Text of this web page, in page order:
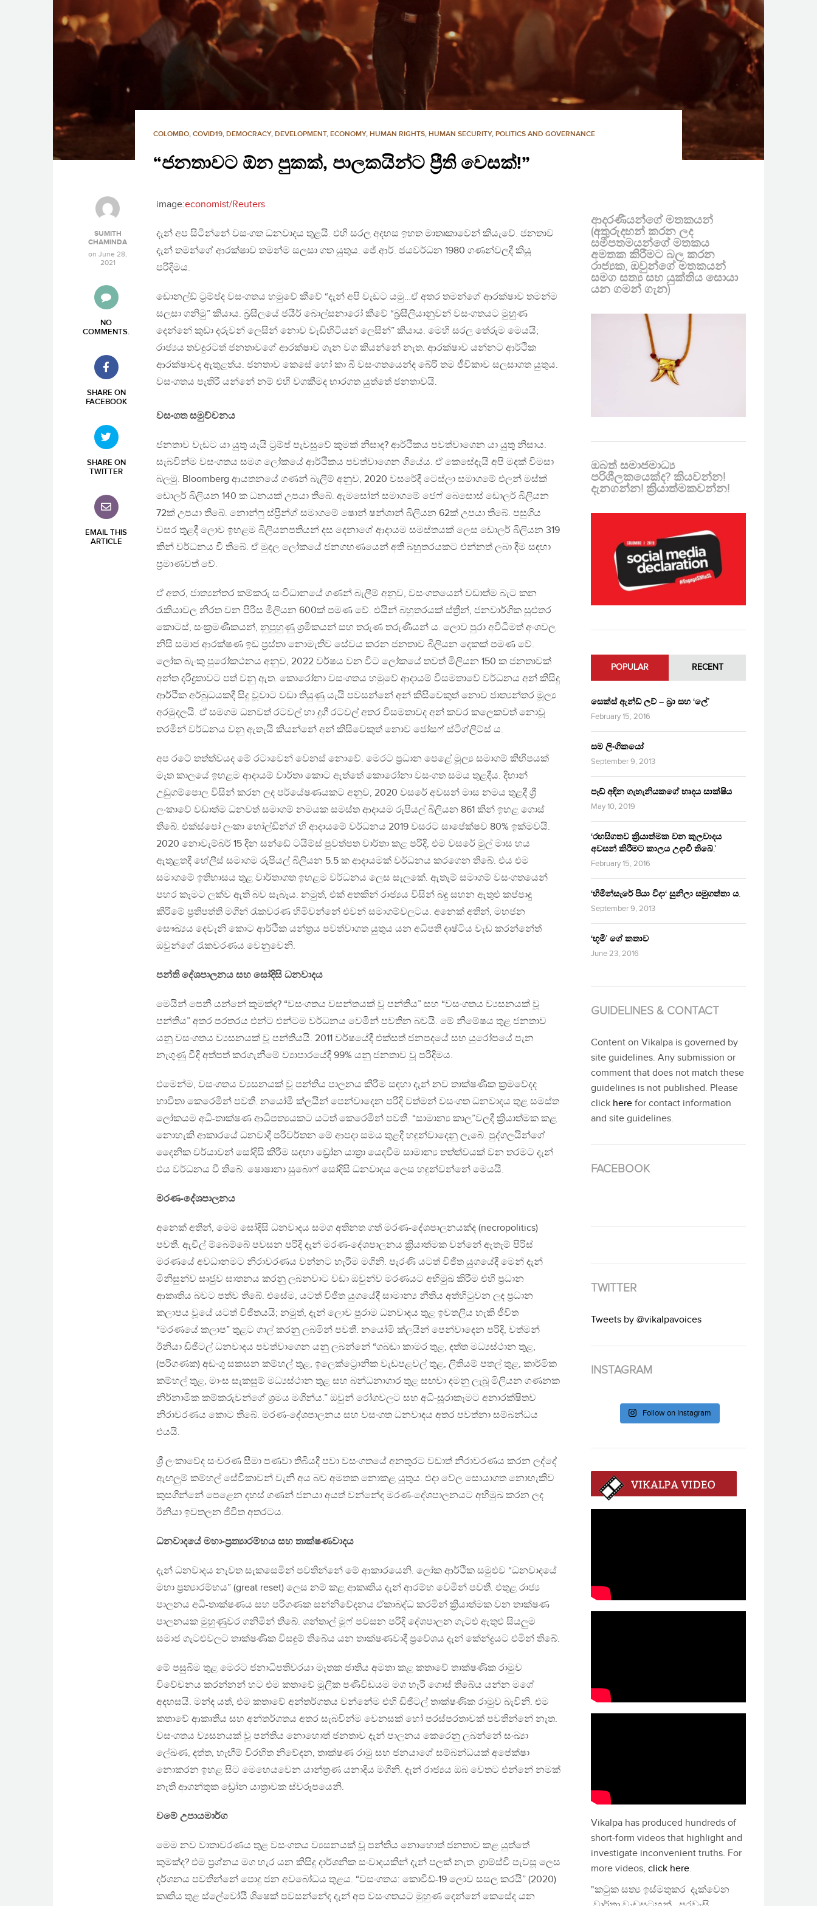
COLOMBO, COVID19, DEMOCRACY, DEVELOPMENT, ECONOMY, HUMAN RIGHTS, HUMAN SECURITY, POLITICS AND GOVERNANCE
“ජනතාවට ඕන පුකක්, පාලකයින්ට ප්‍රීති වෙසක්!”
SUMITH
CHAMINDA
on June 28,
2021
NO
COMMENTS.
SHARE ON
FACEBOOK
SHARE ON
TWITTER
EMAIL THIS
ARTICLE
image:economist/Reuters
දැන් අප සිටින්නේ වසංගත ධනවාදය තුළයි. එහි සරල අදහස ඉහත මාතෘකාවෙන් කියැවේ. ජනතාව
දැන් තමන්ගේ ආරක්ෂාව තමන්ම සලසා ගත යුතුය. ජේ.ආර්. ජයවර්ධන 1980 ගණන්වලදී කියූ
පරිදිමය.
ඩොනල්ඩ් ට්‍රම්ප්ද වසංගතය හමුවේ කීවේ “දැන් අපි වැඩට යමු…ඒ අතර තමන්ගේ ආරක්ෂාව තමන්ම
සලසා ගනිමු” කියාය. බ්‍රසීලයේ ජයීර් බොල්සනාරෝ කීවේ “බ්‍රසීලියානුවන් වසංගතයට මුහුණ
දෙන්නේ කුඩා දරුවන් ලෙසින් නොව වැඩිහිටියන් ලෙසින්” කියාය. මෙහි සරල තේරුම මෙයයි;
රාජ්‍යය තවදුරටත් ජනතාවගේ ආරක්ෂාව ගැන වග කියන්නේ නැත. ආරක්ෂාව යන්නට ආර්ථික
ආරක්ෂාවද ඇතුළත්ය. ජනතාව කෙසේ හෝ කා බී වසංගතයෙන්ද බේරී තම ජීවිකාව සලසාගත යුතුය.
වසංගතය පැතිරී යන්නේ නම් එහි වගකීමද භාරගත යුත්තේ ජනතාවයි.
වසංගත සමුච්චනය
ජනතාව වැඩට යා යුතු යැයි ට්‍රම්ප් පැවසුවේ කුමක් නිසාද? ආර්ථිකය පවත්වාගෙන යා යුතු නිසාය.
සැබවින්ම වසංගතය සමග ලෝකයේ ආර්ථිකය පවත්වාගෙන ගියේය. ඒ කෙසේදැයි අපි මදක් විමසා
බලමු. Bloomberg ආයතනයේ ගණන් බැලීම් අනුව, 2020 වසරේදී ටෙස්ලා සමාගමේ එලන් මස්ක්
ඩොලර් බිලියන 140 ක ධනයක් උපයා තිබේ. ඇමසෝන් සමාගමේ ජෙෆ් බෙසොස් ඩොලර් බිලියන
72ක් උපයා තිබේ. නොන්ෆු ස්ප්‍රින්ග් සමාගමේ ෂොන් ෂන්ශාන් බිලියන 62ක් උපයා තිබේ. පසුගිය
වසර තුළදී ලොව ඉහළම බිලියනපතියන් දස දෙනාගේ ආදායම සමස්තයක් ලෙස ඩොලර් බිලියන 319
කින් වර්ධනය වී තිබේ. ඒ මුදල ලෝකයේ ජනගහණයෙන් අති බහුතරයකට එන්නත් ලබා දීම සඳහා
ප්‍රමාණවත් වේ.
ඒ අතර, ජාත්‍යන්තර කම්කරු සංවිධානයේ ගණන් බැලීම් අනුව, වසංගතයෙන් වඩාත්ම බැට කන
රැකියාවල නිරත වන පිරිස මිලියන 600ක් පමණ වේ. එයින් බහුතරයක් ස්ත්‍රීන්, ජනවාර්ගික සුළුතර
කොටස්, සංක්‍රමණිකයන්, නුපුහුණු ශ්‍රමිකයන් සහ තරුණ තරුණියන් ය. ලොව පුරා අවිධිමත් අංශවල
නිසි සමාජ ආරක්ෂණ ඉඩ ප්‍රස්තා නොමැතිව සේවය කරන ජනතාව බිලියන දෙකක් පමණ වේ.
ලෝක බැංකු පුරෝකථනය අනුව, 2022 වර්ෂය වන විට ලෝකයේ තවත් මිලියන 150 ක ජනතාවක්
අන්ත දරිද්‍රතාවට පත් වනු ඇත. කොරෝනා වසංගතය හමුවේ ආදායම් විසමතාවේ වර්ධනය අන් කිසිදු
ආර්ථික අර්බුධයකදී සිදු වූවාට වඩා තියුණු යැයි පවසන්නේ අන් කිසිවෙකුත් නොව ජාත්‍යන්තර මූල්‍ය
අරමුදලයි. ඒ සමගම ධනවත් රටවල් හා දුගී රටවල් අතර විසමතාවද අන් කවර කලෙකවත් නොවූ
තරමින් වර්ධනය වනු ඇතැයි කියන්නේ අන් කිසිවෙකුත් නොව ජෝසෆ් ස්ටිග්ලිට්ස් ය.
අප රටේ තත්ත්වයද මේ රටාවෙන් වෙනස් නොවේ. මෙරට ප්‍රධාන පෙළේ මූල්‍ය සමාගම් කිහිපයක්
මෑත කාලයේ ඉහළම ආදායම් වාර්තා කොට ඇත්තේ කොරෝනා වසංගත සමය තුළදීය. දිහාන්
උඩුගම්පොල විසින් කරන ලද පර්යේෂණයකට අනුව, 2020 වසරේ අවසන් මාස නමය තුළදී ශ්‍රී
ලංකාවේ වඩාත්ම ධනවත් සමාගම් නමයක සමස්ත ආදායම රුපියල් බිලියන 861 කින් ඉහළ ගොස්
තිබේ. එක්ස්පෝ ලංකා හෝල්ඩින්ග් හි ආදායමේ වර්ධනය 2019 වසරට සාපේක්ෂව 80% ඉක්මවයි.
2020 නොවැම්බර් 15 දින සන්ඩේ ටයිම්ස් පුවත්පත වාර්තා කළ පරිදි, එම වසරේ මුල් මාස හය
ඇතුළතදී හේලීස් සමාගම රුපියල් බිලියන 5.5 ක ආදායමක් වර්ධනය කරගෙන තිබේ. එය එම
සමාගමේ ඉතිහාසය තුළ වාර්තාගත ඉහළම වර්ධනය ලෙස සැලකේ. ඇතැම් සමාගම් වසංගතයෙන්
පහර කෑමට ලක්ව ඇති බව සැබෑය. නමුත්, එක් අතකින් රාජ්‍යය විසින් බදු සහන ඇතුළු කප්පාදු
කිරීමේ ප්‍රතිපත්ති මගින් රැකවරණ හිමිවන්නේ එවන් සමාගම්වලටය. අනෙක් අතින්, මහජන
සෞඛ්‍යය දෙවැනි කොට ආර්ථික යන්ත්‍රය පවත්වාගත යුතුය යන අධිපති දෘෂ්ටිය වැඩ කරන්නේත්
ඔවුන්ගේ රැකවරණය වෙනුවෙනි.
පන්ති දේශපාලනය සහ සෝදිසි ධනවාදය
මෙයින් පෙනී යන්නේ කුමක්ද? “වසංගතය වසන්තයක් වූ පන්තිය” සහ “වසංගතය ව්‍යසනයක් වූ
පන්තිය” අතර පරතරය එන්ට එන්ටම වර්ධනය වෙමින් පවතින බවයි. මේ නිමේෂය තුළ ජනතාව
යනු වසංගතය ව්‍යසනයක් වූ පන්තියයි. 2011 වර්ෂයේදී එක්සත් ජනපදයේ සහ යුරෝපයේ පැන
නැගුණු වීදි අත්පත් කරගැනීමේ ව්‍යාපාරයේදී 99% යනු ජනතාව වූ පරිදිමය.
එමෙන්ම, වසංගතය ව්‍යසනයක් වූ පන්තිය පාලනය කිරීම සඳහා දැන් නව තාක්ෂණික ක්‍රමවේදද
භාවිතා කෙරෙමින් පවතී. නයෝමි ක්ලයින් පෙන්වාදෙන පරිදි වත්මන් වසංගත ධනවාදය තුළ සමස්ත
ලෝකයම අධි-තාක්ෂණ ආධිපත්‍යයකට යටත් කෙරෙමින් පවතී. “සාමාන්‍ය කාල”වලදී ක්‍රියාත්මක කළ
නොහැකි ආකාරයේ ධනවාදී පරිවර්තන මේ ආපදා සමය තුළදී හඳුන්වාදෙනු ලැබේ. පුද්ගලයින්ගේ
දෛනික චර්යාවන් සෝදිසි කිරීම සඳහා ඩ්‍රෝන යාත්‍රා යෙදවීම සාමාන්‍ය තත්ත්වයක් වන තරමට දැන්
එය වර්ධනය වී තිබේ. ෂොෂානා සුබොෆ් සෝදිසි ධනවාදය ලෙස හඳුන්වන්නේ මෙයයි.
මරණ-දේශපාලනය
අනෙක් අතින්, මෙම සෝදිසි ධනවාදය සමග අතිනත ගත් මරණ-දේශපාලනයක්ද (necropolitics)
පවතී. ඇචීල් ම්බෙම්බේ පවසන පරිදි දැන් මරණ-දේශපාලනය ක්‍රියාත්මක වන්නේ ඇතැම් පිරිස්
මරණයේ අවධානමට නිරාවරණය වන්නට හැරීම මගිනි. පැරණි යටත් විජිත යුගයේදී මෙන් දැන්
මිනිසුන්ව සෘජුව ඝාතනය කරනු ලබනවාට වඩා ඔවුන්ව මරණයට අභිමුඛ කිරීම එහි ප්‍රධාන
ආකෘතිය බවට පත්ව තිබේ. එසේම, යටත් විජිත යුගයේදී සාමාන්‍ය නීතිය අත්හිටුවන ලද ප්‍රධාන
කලාපය වූයේ යටත් විජිතයයි; නමුත්, දැන් ලොව පුරාම ධනවාදය තුළ ඉවතලිය හැකි ජීවිත
“මරණයේ කලාප” තුළට ගාල් කරනු ලබමින් පවතී. නයෝමි ක්ලයින් පෙන්වාදෙන පරිදි, වත්මන්
ඊනියා ඩිජිටල් ධනවාදය පවත්වාගෙන යනු ලබන්නේ “ගබඩා කාමර තුළ, දත්ත මධ්‍යස්ථාන තුළ,
(පරිගණක) අඩංගු සකසන කම්හල් තුළ, ඉලෙක්ට්‍රොනික වැඩපළවල් තුළ, ලිතියම් පතල් තුළ, කාර්මික
කම්හල් තුළ, මාංස සැකසුම් මධ්‍යස්ථාන තුළ සහ බන්ධනාගාර තුළ සඟවා දමනු ලැබූ මිලියන ගණනක
නිර්නාමික කම්කරුවන්ගේ ශ්‍රමය මගින්ය.” ඔවුන් රෝගවලට සහ අධි-සූරාකෑමට අනාරක්ෂිතව
නිරාවරණය කොට තිබේ. මරණ-දේශපාලනය සහ වසංගත ධනවාදය අතර පවත්නා සම්බන්ධය
එයයි.
ශ්‍රී ලංකාවේද සංචරණ සීමා පණවා තිබියදී පවා වසංගතයේ අනතුරට වඩාත් නිරාවරණය කරන ලද්දේ
ඇඟලුම් කම්හල් සේවිකාවන් වැනි අය බව අමතක නොකළ යුතුය. එදා වේල සොයාගත නොහැකිව
කුසගින්නේ පෙළෙන දහස් ගණන් ජනයා අයත් වන්නේද මරණ-දේශපාලනයට අභිමුඛ කරන ලද
ඊනියා ඉවතලන ජීවිත අතරටය.
ධනවාදයේ මහා-ප්‍රත්‍යාරම්භය සහ තාක්ෂණවාදය
දැන් ධනවාදය නැවත සැකසෙමින් පවතින්නේ මේ ආකාරයෙනි. ලෝක ආර්ථික සමුළුව “ධනවාදයේ
මහා ප්‍රත්‍යාරම්භය” (great reset) ලෙස නම් කළ ආකෘතිය දැන් ආරම්භ වෙමින් පවතී. එතුළ රාජ්‍ය
පාලනය අධි-තාක්ෂණය සහ පරිගණක සන්නිවේදනය ඒකාබද්ධ කරමින් ක්‍රියාත්මක වන තාක්ෂණ
පාලනයක මුහුණුවර ගනිමින් තිබේ. ශන්තාල් මූෆ් පවසන පරිදි දේශපාලන ගැටළු ඇතුළු සියලුම
සමාජ ගැටළුවලට තාක්ෂණික විසඳුම් තිබේය යන තාක්ෂණවාදී ප්‍රවේශය දැන් කේන්ද්‍රයට එමින් තිබේ.
මේ පසුබිම තුළ මෙරට ජනාධිපතිවරයා මෑතක ජාතිය අමතා කළ කතාවේ තාක්ෂණික රාමුව
විවේචනය කරන්නන් හට එම කතාවේ මූලික පණිවිඩයම මග හැරී ගොස් තිබේය යන්න මගේ
අදහසයි. මන්ද යත්, එම කතාවේ අන්තර්ගතය වන්නේම එහි ඩිජිටල් තාක්ෂණික රාමුව බැවිනි. එම
කතාවේ ආකෘතිය සහ අන්තර්ගතය අතර සැබවින්ම වෙනසක් හෝ පරස්පරතාවක් පවතින්නේ නැත.
වසංගතය ව්‍යසනයක් වූ පන්තිය නොහොත් ජනතාව දැන් පාලනය කෙරෙනු ලබන්නේ සංඛ්‍යා
ලේඛණ, දත්ත, හැඟීම් විරහිත නිවේදන, තාක්ෂණ රාමු සහ ජනයාගේ සම්බන්ධයක් අපේක්ෂා
නොකරන ඉහළ සිට මෙහෙයවෙන යාන්ත්‍රණ යනාදිය මගිනි. දැන් රාජ්‍යය ඔබ වෙතට එන්නේ නමක්
නැති ආගන්තුක ඩ්‍රෝන යාත්‍රාවක ස්වරූපයෙනි.
වමේ උපායමාර්ග
මෙම නව වාතාවරණය තුළ වසංගතය ව්‍යසනයක් වූ පන්තිය නොහොත් ජනතාව කළ යුත්තේ
කුමක්ද? එම ප්‍රශ්නය මග හැර යන කිසිදු දාර්ශනික සංවාදයකින් දැන් පලක් නැත. ග්‍රාම්ස්චි පැවසූ ලෙස
දර්ශනය පවතින්නේ පොදු ජන අවබෝධය තුළය. “වසංගතය: කොවිඩ්-19 ලොව සසල කරයි” (2020)
කෘතිය තුළ ස්ලේවෝයී ශිෂෙක් පවසන්නේද දැන් අප වසංගතයට මුහුණ දෙන්නේ කෙසේද යන
ආදරණීයන්ගේ මතකයන්
(අතුරුදහන් කරන ලද
සමීපතමයන්ගේ මතකය
අමතක කිරීමට බල කරන
රාජ්‍යක, ඔවුන්ගේ මතකයන්
සමග සත්‍ය සහ යුක්තිය සොයා
යන ගමන් ගැන)
ඔබත් සමාජමාධ්‍ය
පරිශීලකයෙක්ද? කියවන්න!
දැනගන්න! ක්‍රියාත්මකවන්න!
POPULAR RECENT
සෙක්ස් ඇන්ඩ් ලව් – බ්‍රා සහ ‘ලේ’
February 15, 2016
සම ලිංගිකයෝ
September 9, 2013
පෑඩ් අඳින ගැහැනියකගේ හෘදය සාක්ෂිය
May 10, 2019
‘රහසිගතව ක්‍රියාත්මක වන කුලවාදය
අවසන් කිරීමට කාලය උදාවී තිබේ.’
February 15, 2016
‘හිමින්සැරේ පියා විදා‘ සුනිලා සමුගත්තා ය.
September 9, 2013
‘භූමි’ ගේ කතාව
June 23, 2016
GUIDELINES & CONTACT
Content on Vikalpa is governed by
site guidelines. Any submission or
comment that does not match these
guidelines is not published. Please
click here for contact information
and site guidelines.
FACEBOOK
TWITTER
Tweets by @vikalpavoices
INSTAGRAM
Follow on Instagram
Vikalpa has produced hundreds of
short-form videos that highlight and
investigate inconvenient truths. For
more videos, click here.
"කටුක සත්‍ය ඉස්මතුකර දැක්වෙන